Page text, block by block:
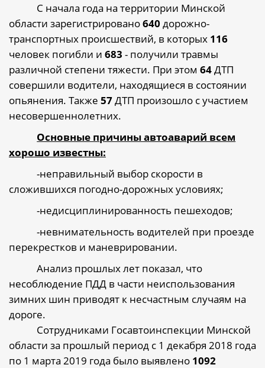
С начала года на территории Минской
области зарегистрировано640 дорожно-
транспортных происшествий, в которых 116
человек погибли и 683 - получили травмы
различной степени тяжести. При этом 64ДТП
совершили водители, находящиеся в состоянии
опьянения. Также 57ДТП произошло с участием
несовершеннолетних.
Основные причины автоаварий всем
хорошо известны:
-неправильный выбор скорости в
сложившихся погодно-дорожных условиях;
-недисциплинированность пешеходов;
-невнимательность водителей при проезде
перекрестков и маневрировании.
Анализ прошлых лет показал, что
несоблюдение ПДД в части неиспользования
зимних шин приводят к несчастным случаям на
дороге.
Сотрудниками Госавтоинспекции Минской
области за прошлый период с 1 декабря 2018 года
по 1 марта 2019 года было выявлено 1092